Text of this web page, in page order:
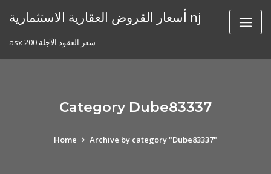
أسعار القروض العقارية الاستثمارية nj
asx 200 سعر العقود الآجلة
Category Dube83337
Home Archive by category "Dube83337"